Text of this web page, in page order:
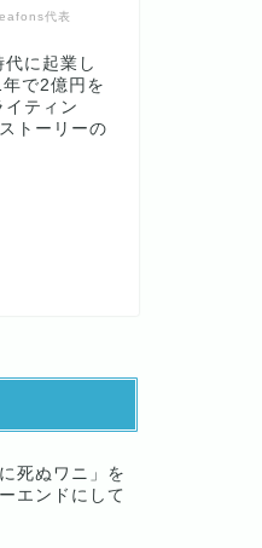
代表
に起業し
で2億円を
ティン
トーリーの
死ぬワニ」を
エンドにして